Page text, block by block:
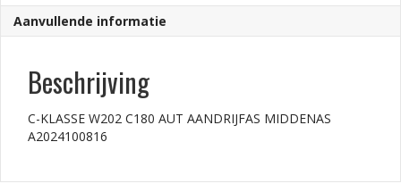
Aanvullende informatie
Beschrijving
C-KLASSE W202 C180 AUT AANDRIJFAS MIDDENAS
A2024100816